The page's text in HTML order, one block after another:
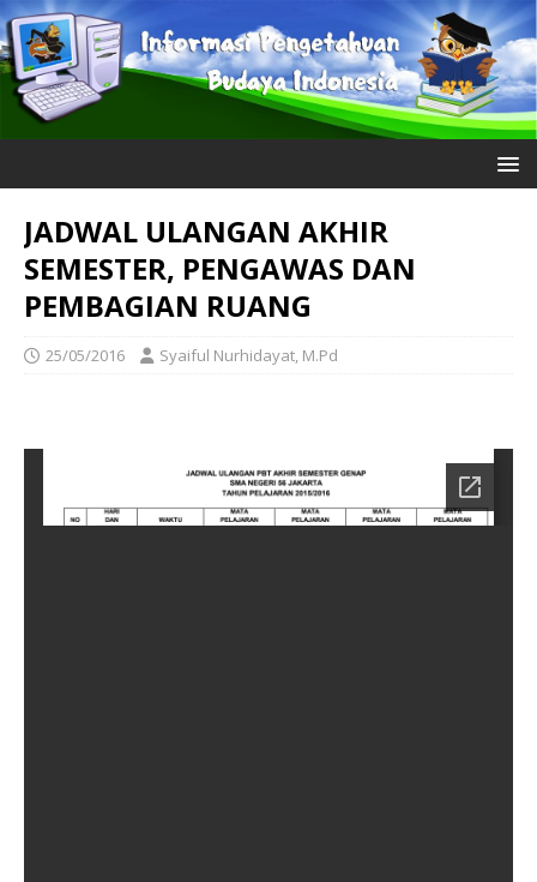
JADWAL ULANGAN AKHIR
SEMESTER, PENGAWAS DAN
PEMBAGIAN RUANG
25/05/2016 Syaiful Nurhidayat, M.Pd